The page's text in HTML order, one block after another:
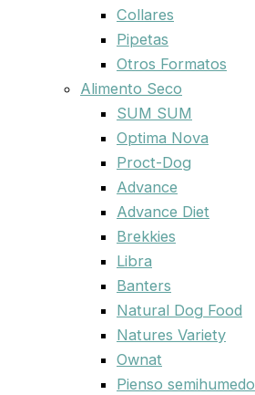
Collares
Pipetas
Otros Formatos
Alimento Seco
SUM SUM
Optima Nova
Proct-Dog
Advance
Advance Diet
Brekkies
Libra
Banters
Natural Dog Food
Natures Variety
Ownat
Pienso semihumedo